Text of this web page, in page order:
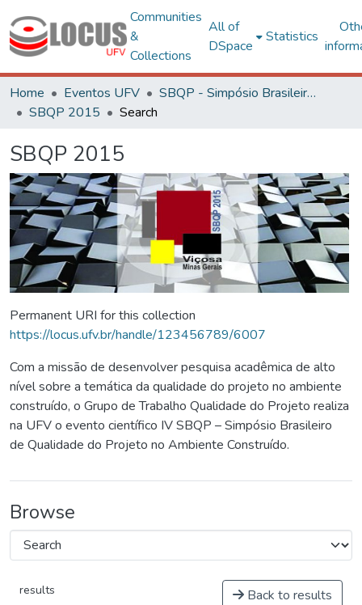
Communities
&
Collections
All of
DSpace
Statistics
Home Eventos UFV
SBQP - Simpósio Brasileiro de Qualidade do Projeto no Ambiente Construído
SBQP 2015
Search
SBQP 2015
Permanent URI for this collection
https://locus.ufv.br/handle/123456789/6007
Com a missão de desenvolver pesquisa acadêmica de alto
nível sobre a temática da qualidade do projeto no ambiente
construído, o Grupo de Trabalho Qualidade do Projeto realiza
na UFV o evento científico IV SBQP – Simpósio Brasileiro
de Qualidade do Projeto no Ambiente Construído.
Browse
results Back to results